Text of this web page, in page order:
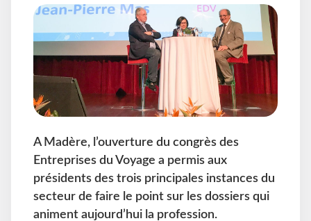
A Madère, l’ouverture du congrès des
Entreprises du Voyage a permis aux
présidents des trois principales instances du
secteur de faire le point sur les dossiers qui
animent aujourd’hui la profession.